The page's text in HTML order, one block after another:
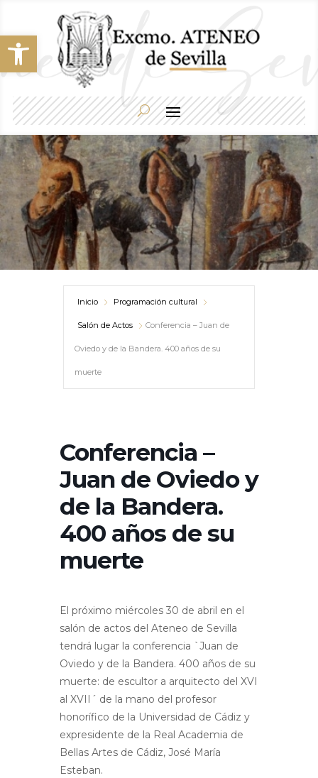
Abrir barra de herramientas
Inicio Programación cultural
Salón de Actos Conferencia – Juan de
Oviedo y de la Bandera. 400 años de su
muerte
Conferencia –
Juan de Oviedo y
de la Bandera.
400 años de su
muerte
El próximo miércoles 30 de abril en el
salón de actos del Ateneo de Sevilla
tendrá lugar la conferencia `Juan de
Oviedo y de la Bandera. 400 años de su
muerte: de escultor a arquitecto del XVI
al XVII´ de la mano del profesor
honorífico de la Universidad de Cádiz y
expresidente de la Real Academia de
Bellas Artes de Cádiz, José María
Esteban.